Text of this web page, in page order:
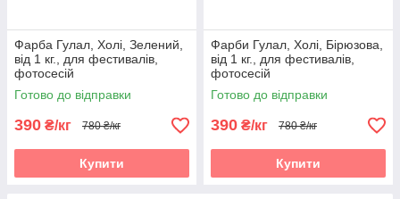
Фарба Гулал, Холі, Зелений,
від 1 кг., для фестивалів,
фотосесій
Готово до відправки
390 ₴/кг 780 ₴/кг
Купити
Фарби Гулал, Холі, Бірюзова,
від 1 кг., для фестивалів,
фотосесій
Готово до відправки
390 ₴/кг 780 ₴/кг
Купити